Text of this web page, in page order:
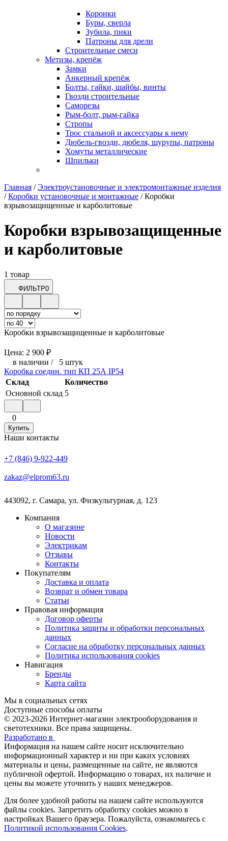
Коронки
Буры, сверла
Зубила, пики
Патроны для дрели
Строительные смеси
Метизы, крепёж
Замки
Анкерный крепёж
Болты, гайки, шайбы, винты
Гвозди строительные
Саморезы
Рым-болт, рым-гайка
Стропы
Трос стальной и аксессуары к нему
Дюбель-гвозди, дюбеля, шурупы, патроны
Хомуты металлические
Шпильки
Главная /Электроустановочные и электромонтажные изделия
/Коробки установочные и монтажные /Коробки
взрывозащищенные и карболитовые
Коробки взрывозащищенные
и карболитовые
1 товар
ФИЛЬТР0
Коробки взрывозащищенные и карболитовые
Цена: 2 900 ₽
в наличии / 5 штук
Коробка соедин. тип КП 25А IP54
Склад
Количество
Основной склад 5
0
Купить
Наши контакты
+7 (846) 9-922-449
zakaz@elprom63.ru
443092, г. Самара, ул. Физкультурная, д. 123
Компания
О магазине
Новости
Электрикам
Отзывы
Контакты
Покупателям
Доставка и оплата
Возврат и обмен товара
Статьи
Правовая информация
Договор оферты
Политика защиты и обработки персональных
данных
Согласие на обработку персональных данных
Политика использования cookies
Навигация
Бренды
Карта сайта
Мы в социальных сетях
Доступные способы оплаты
© 2023-2026 Интернет-магазин электрооборудования и
светотехники. Все права защищены.
Разработано в
Информация на нашем сайте носит исключительно
информационный характер и ни при каких условиях
материалы и цены, размещенные на сайте, не являются
публичной офертой. Информацию о товарах, их наличие и
цены вы можете уточнить у наших менеджеров.
Для более удобной работы на нашем сайте используются
файлы сookies. Запретить обработку cookies можно в
настройках Вашего браузера. Пожалуйста, ознакомьтесь с
Политикой использования Cookies.